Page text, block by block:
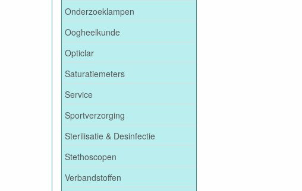
Onderzoeklampen
Oogheelkunde
Opticlar
Saturatiemeters
Service
Sportverzorging
Sterilisatie & Desinfectie
Stethoscopen
Verbandstoffen